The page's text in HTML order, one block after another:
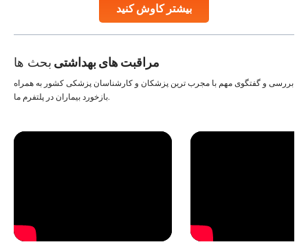
بیشتر کاوش کنید
مراقبت های بهداشتی بحث ها
بررسی و گفتگوی مهم با مجرب ترین پزشکان و کارشناسان پزشکی کشور به همراه
بازخورد بیماران در پلتفرم ما.